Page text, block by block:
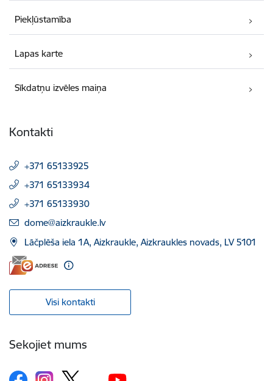
Piekļūstamība
Lapas karte
Sīkdatņu izvēles maiņa
Kontakti
+371 65133925
+371 65133934
+371 65133930
E-pasts:
dome@aizkraukle.lv
Lāčplēša iela 1A, Aizkraukle, Aizkraukles novads, LV 5101
Visi kontakti
Sekojiet mums